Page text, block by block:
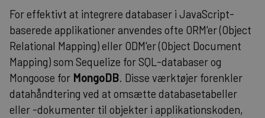
For effektivt at integrere databaser i JavaScript-
baserede applikationer anvendes ofte ORM'er (Object
Relational Mapping) eller ODM'er (Object Document
Mapping) som Sequelize for SQL-databaser og
Mongoose for MongoDB. Disse værktøjer forenkler
datahåndtering ved at omsætte databasetabeller
eller -dokumenter til objekter i applikationskoden,